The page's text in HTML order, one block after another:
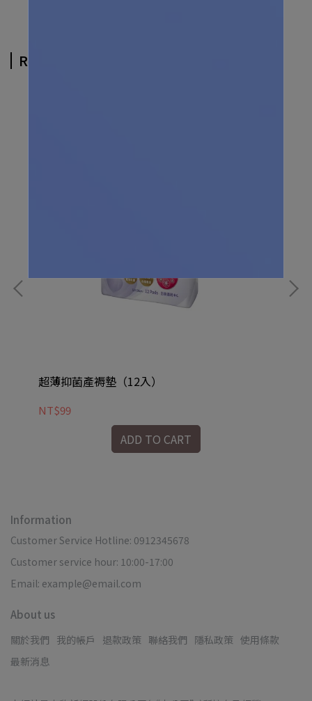
Related Products
超薄抑菌產褥墊（12入）
NT$99
ADD TO CART
Information
Customer Service Hotline: 0912345678
Customer service hour: 10:00-17:00
Email: example@email.com
About us
關於我們 我的帳戶 退款政策 聯絡我們 隱私政策 使用條款
最新消息